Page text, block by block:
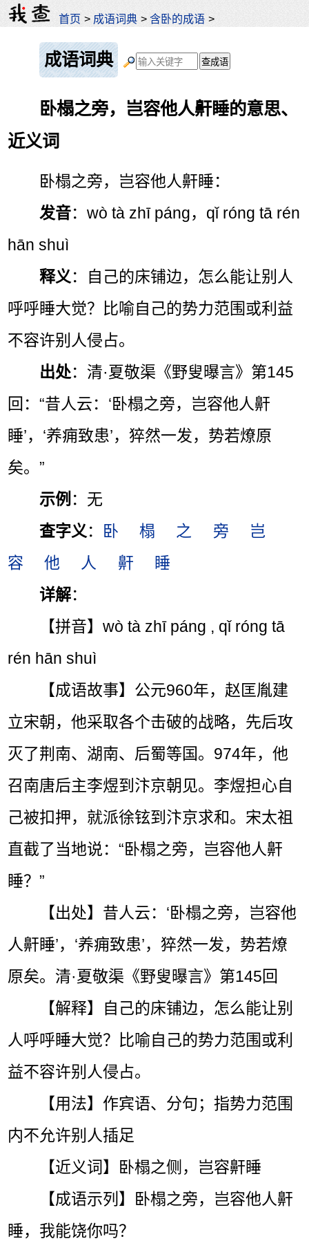
首页 > 成语词典 >含卧的成语 >
成语词典
卧榻之旁，岂容他人鼾睡的意思、
近义词
卧榻之旁，岂容他人鼾睡：
发音：wò tà zhī páng，qǐ róng tā rén
hān shuì
释义 ：自己的床铺边，怎么能让别人
呼呼睡大觉？比喻自己的势力范围或利益
不容许别人侵占。
出处：清·夏敬渠《野叟曝言》第145
回：“昔人云：‘卧榻之旁，岂容他人鼾
睡’，‘养痈致患’，猝然一发，势若燎原
矣。”
示例 ：无
查字义 ： 卧 榻 之 旁
岂
容
他 人 鼾
睡
详解：
【拼音】wò tà zhī páng , qǐ róng tā
rén hān shuì
【成语故事】公元960年，赵匡胤建
立宋朝，他采取各个击破的战略，先后攻
灭了荆南、湖南、后蜀等国。974年，他
召南唐后主李煜到汴京朝见。李煜担心自
己被扣押，就派徐铉到汴京求和。宋太祖
直截了当地说：“卧榻之旁，岂容他人鼾
睡？”
【出处】昔人云：‘卧榻之旁，岂容他
人鼾睡’，‘养痈致患’，猝然一发，势若燎
原矣。清·夏敬渠《野叟曝言》第145回
【解释】自己的床铺边，怎么能让别
人呼呼睡大觉？比喻自己的势力范围或利
益不容许别人侵占。
【用法】作宾语、分句；指势力范围
内不允许别人插足
【近义词】卧榻之侧，岂容鼾睡
【成语示列】卧榻之旁，岂容他人鼾
睡，我能饶你吗？